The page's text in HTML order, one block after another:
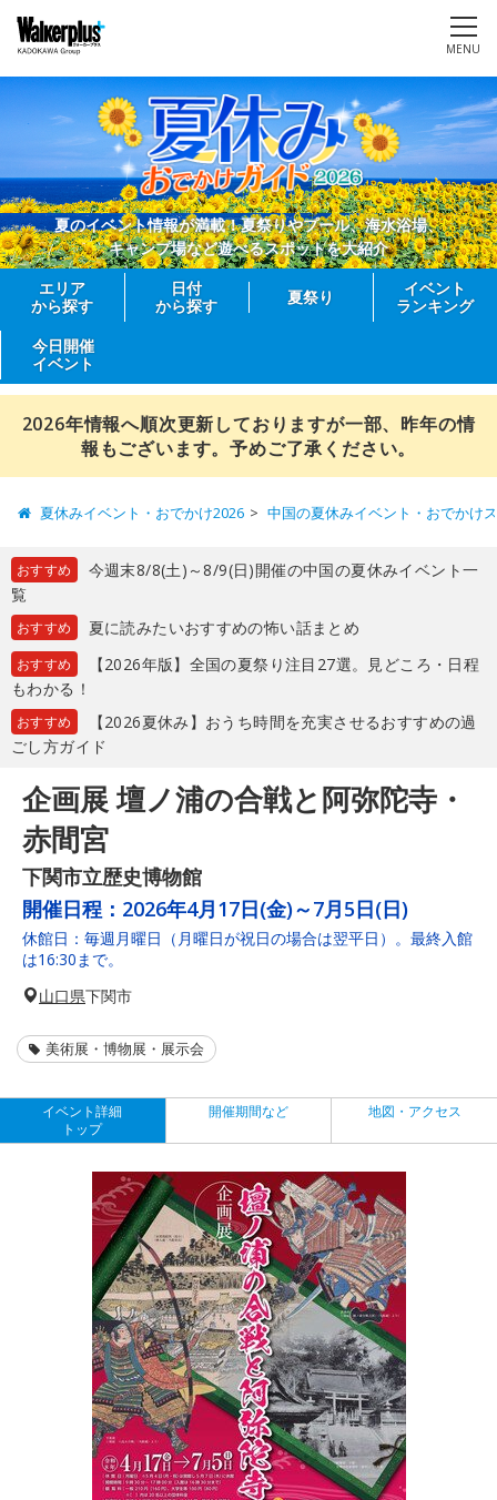
MENU
夏のイベント情報が満載！夏祭りやプール、海水浴場、
キャンプ場など遊べるスポットを大紹介
エリア
から探す
日付
から探す
夏祭り
イベント
ランキング
今日開催
イベント
2026年情報へ順次更新しておりますが一部、昨年の情
報もございます。予めご了承ください。
夏休みイベント・おでかけ2026 中国の夏休みイベント・おでかけ
おすすめ
今週末8/8(土)～8/9(日)開催の中国の夏休みイベント一
覧
おすすめ 夏に読みたいおすすめの怖い話まとめ
おすすめ
【2026年版】全国の夏祭り注目27選。見どころ・日程
もわかる！
おすすめ
【2026夏休み】おうち時間を充実させるおすすめの過
ごし方ガイド
企画展 壇ノ浦の合戦と阿弥陀寺・
赤間宮
下関市立歴史博物館
開催日程： 2026年4月17日(金)～7月5日(日)
休館日：毎週月曜日（月曜日が祝日の場合は翌平日）。最終入館
は16:30まで。
山口県下関市
美術展・博物展・展示会
イベント詳細
トップ
開催期間など 地図・アクセス